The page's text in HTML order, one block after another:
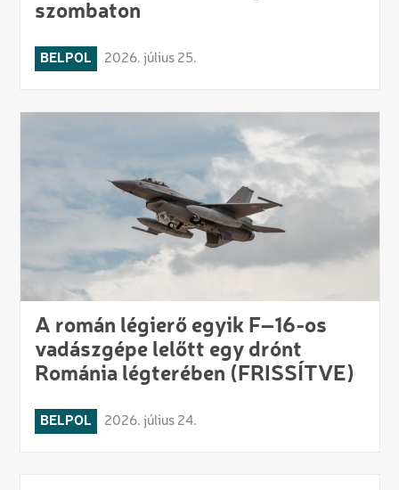
szombaton
BELPOL 2026. július 25.
A román légierő egyik F–16-os
vadászgépe lelőtt egy drónt
Románia légterében (FRISSÍTVE)
BELPOL 2026. július 24.